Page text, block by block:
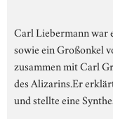
Carl Liebermann war
sowie ein Großonkel
zusammen mit Carl
des Alizarins.Er
und stellte eine